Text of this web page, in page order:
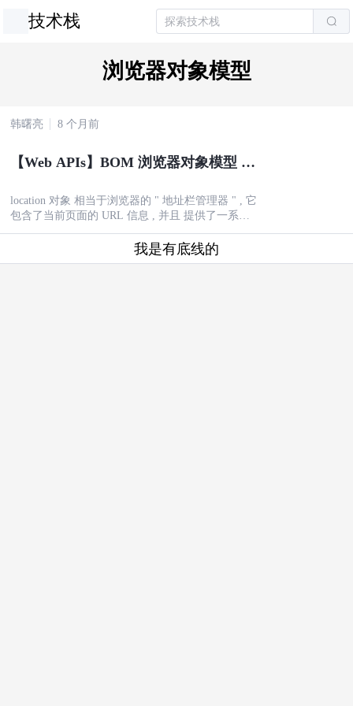
技术栈
浏览器对象模型
韩曙亮 8 个月前
【Web APIs】BOM 浏览器对象模型 ⑥
法 | URL 简介 )
location 对象 相当于浏览器的 " 地址栏管理器 " , 它
包含了当前页面的 URL 信息 , 并且 提供了一系列
我是有底线的